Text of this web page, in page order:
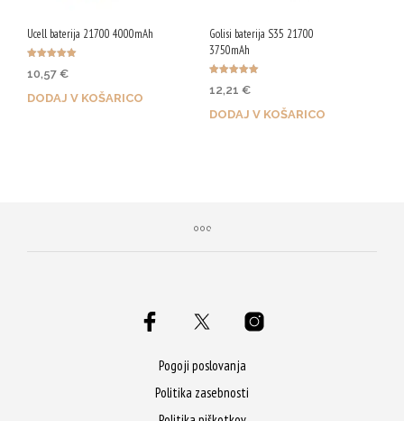
Ucell baterija 21700 4000mAh
5.00
10,57 €
DODAJ V KOŠARICO
Golisi baterija S35 21700
3750mAh
5.00
12,21 €
DODAJ V KOŠARICO
Pogoji poslovanja
Politika zasebnosti